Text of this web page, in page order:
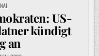
US-
kündigt
an